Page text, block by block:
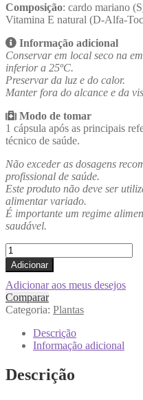
Composição: cardo mariano
Vitamina E natural (D-Alfa-
Informação adicional
Conservar em local seco na
inferior a 25ºC.
Preservar da luz e do calor.
Manter fora do alcance e da
Modo de tomar
1 cápsula após as principais
técnico de saúde.
Não exceder as dosagens
profissional de saúde.
Este produto não deve ser
alimentar variado.
É importante um regime
saudável.
Quantidade
de
GoldCARDOMARIANO
Adicionar
Adicionar aos meus desejos
Comparar
Categoria: Plantas
Descrição
Informação adicional
Descrição